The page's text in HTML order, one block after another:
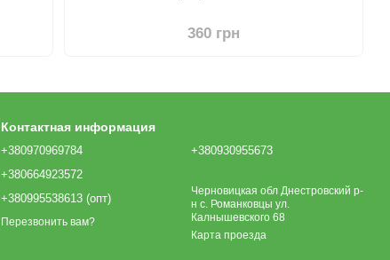
360 грн
Контактная информация
+380970969784
+380664923572
+380995538613 (опт)
Перезвонить вам?
+380930955673
Черновицкая обл Днестровский р-
н с. Романковцы ул.
Калнышевского 68
Карта проезда